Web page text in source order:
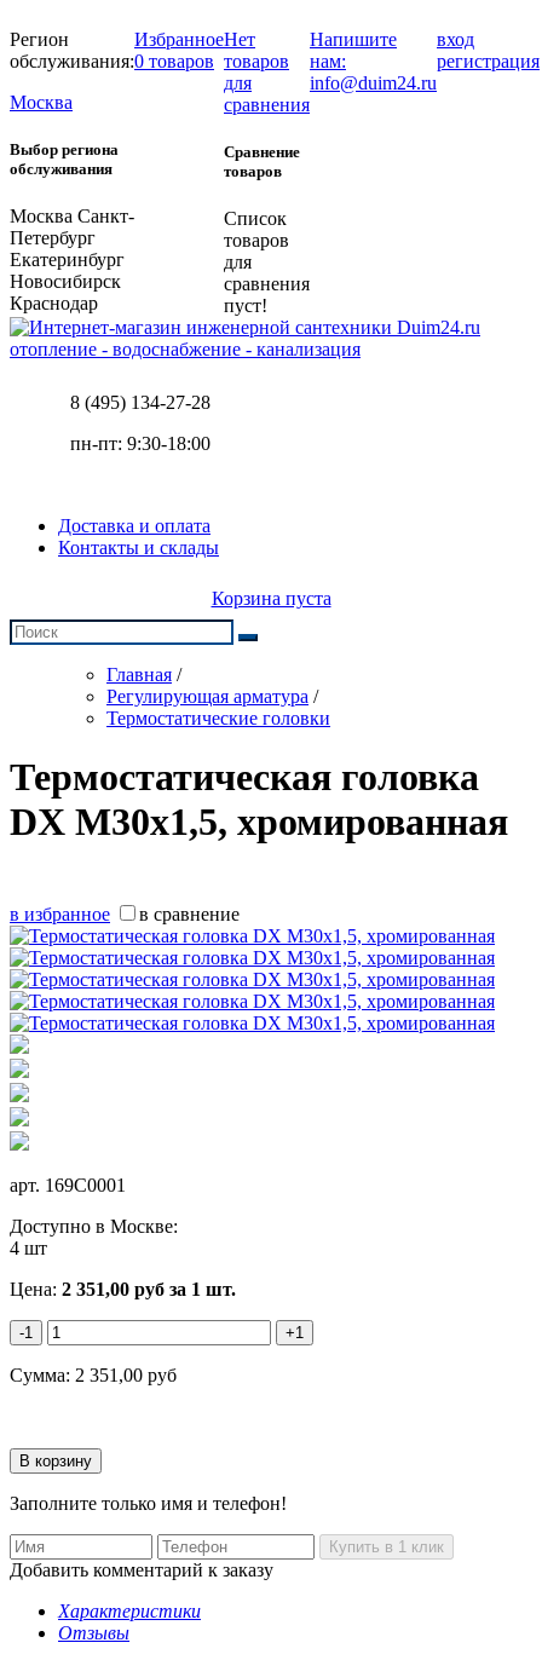
Регион
обслуживания:
Москва
Выбор региона
обслуживания
Москва Санкт-
Петербург
Екатеринбург
Новосибирск
Краснодар
Избранное
0 товаров
Нет
товаров
для
сравнения
Сравнение
товаров
Список
товаров
для
сравнения
пуст!
Напишите
нам:
info@duim24.ru
вход
регистрация
отопление - водоснабжение - канализация
8 (495) 134-27-28
пн-пт: 9:30-18:00
Доставка и оплата
Контакты и склады
Корзина пуста
Главная /
Регулирующая арматура /
Термостатические головки
Термостатическая головка
DX M30х1,5, хромированная
в избранное в сравнение
арт. 169C0001
Доступно в Москве:
4 шт
Цена: 2 351,00 руб за 1 шт.
-1 +1
Сумма: 2 351,00 руб
Заполните только имя и телефон!
Добавить комментарий к заказу
Характеристики
Отзывы